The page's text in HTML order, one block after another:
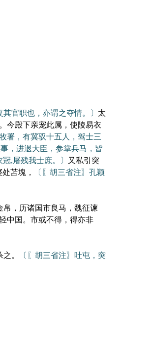
官职也，亦谓之夺情。〕 太
今殿下亲宠此属，使陵易衣
署，有冀驭十五人，驾士三
，进退大臣，参掌兵马，皆
,屠残我士庶。〕
又私引突
苫塊，
〔〖胡三省注〗孔颖
，历诸国市良马，魏征谏
中国。市或不得，得亦非
。
〔〖胡三省注〗吐屯，突